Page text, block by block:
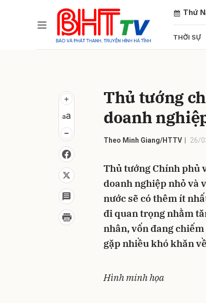
Thứ
THỜI SỰ
Thủ tướng
doanh
Theo Minh Giang/HTTV 26/
Thủ tướng Chính phủ
doanh nghiệp nhỏ và
nước sẽ có thêm ít
đi quan trọng nhằm
nhân, vốn đang
gặp nhiều khó khăn
Hình minh họa